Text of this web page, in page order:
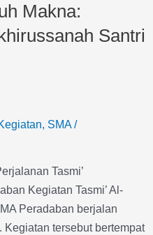
Makna:
Santri
, SMA/
Tasmi’
Kegiatan Tasmi’ Al-
Peradaban berjalan
tersebut bertempat